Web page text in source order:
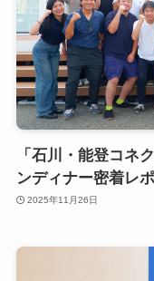
「石川・能登コネ
ンディナー密着レ
2025年11月26日